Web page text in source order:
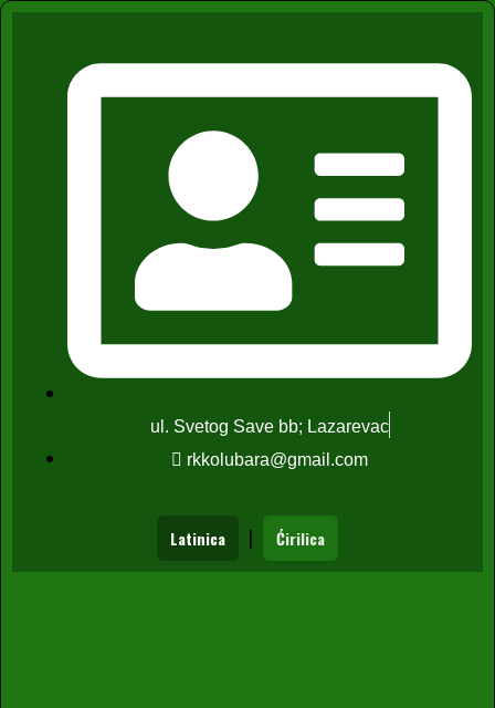
ul. Svetog Save bb; Lazarevac
rkkolubara@gmail.com
Latinica | Ćirilica